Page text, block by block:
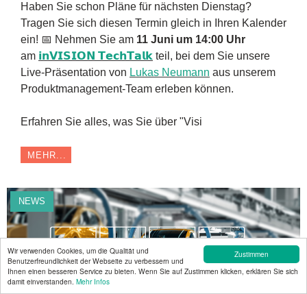
Zustimmen
Wir verwenden Cookies, um die Qualität und
Benutzerfreundlichkeit der Webseite zu verbessern und
Ihnen einen besseren Service zu bieten. Wenn Sie auf Zustimmen klicken, erklären Sie sich
damit einverstanden. Mehr Infos
Haben Sie schon Pläne für nächsten Dienstag?
Tragen Sie sich diesen Termin gleich in Ihren Kalender
ein! 📅 Nehmen Sie am 11 Juni um 14:00 Uhr
am 𝗶𝗻𝗩𝗜𝗦𝗜𝗢𝗡 𝗧𝗲𝗰𝗵𝗧𝗮𝗹𝗸 teil, bei dem Sie unsere
Live-Präsentation von Lukas Neumann aus unserem
Produktmanagement-Team erleben können.
Erfahren Sie alles, was Sie über "Visi
MEHR...
NEWS